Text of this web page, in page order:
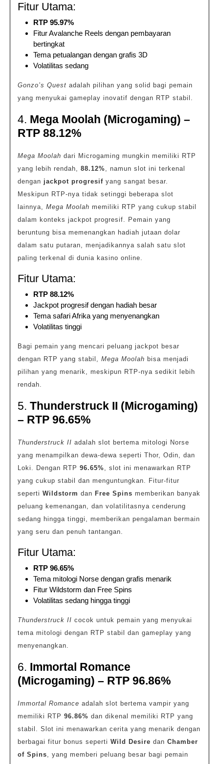
Fitur Utama:
RTP 95.97%
Fitur Avalanche Reels dengan pembayaran
bertingkat
Tema petualangan dengan grafis 3D
Volatilitas sedang
Gonzo’s Quest adalah pilihan yang solid bagi pemain
yang menyukai gameplay inovatif dengan RTP stabil.
4. Mega Moolah (Microgaming) –
RTP 88.12%
Mega Moolah dari Microgaming mungkin memiliki RTP
yang lebih rendah, 88.12%, namun slot ini terkenal
dengan jackpot progresif yang sangat besar.
Meskipun RTP-nya tidak setinggi beberapa slot
lainnya, Mega Moolah memiliki RTP yang cukup stabil
dalam konteks jackpot progresif. Pemain yang
beruntung bisa memenangkan hadiah jutaan dolar
dalam satu putaran, menjadikannya salah satu slot
paling terkenal di dunia kasino online.
Fitur Utama:
RTP 88.12%
Jackpot progresif dengan hadiah besar
Tema safari Afrika yang menyenangkan
Volatilitas tinggi
Bagi pemain yang mencari peluang jackpot besar
dengan RTP yang stabil, Mega Moolah bisa menjadi
pilihan yang menarik, meskipun RTP-nya sedikit lebih
rendah.
5. Thunderstruck II (Microgaming)
– RTP 96.65%
Thunderstruck II adalah slot bertema mitologi Norse
yang menampilkan dewa-dewa seperti Thor, Odin, dan
Loki. Dengan RTP 96.65%, slot ini menawarkan RTP
yang cukup stabil dan menguntungkan. Fitur-fitur
seperti Wildstorm dan Free Spins memberikan banyak
peluang kemenangan, dan volatilitasnya cenderung
sedang hingga tinggi, memberikan pengalaman bermain
yang seru dan penuh tantangan.
Fitur Utama:
RTP 96.65%
Tema mitologi Norse dengan grafis menarik
Fitur Wildstorm dan Free Spins
Volatilitas sedang hingga tinggi
Thunderstruck II cocok untuk pemain yang menyukai
tema mitologi dengan RTP stabil dan gameplay yang
menyenangkan.
6. Immortal Romance
(Microgaming) – RTP 96.86%
Immortal Romance adalah slot bertema vampir yang
memiliki RTP 96.86% dan dikenal memiliki RTP yang
stabil. Slot ini menawarkan cerita yang menarik dengan
berbagai fitur bonus seperti Wild Desire dan Chamber
of Spins, yang memberi peluang besar bagi pemain